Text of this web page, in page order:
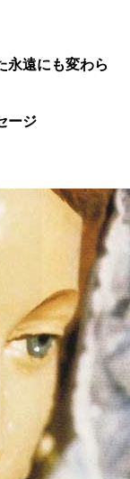
永遠にも変わら
ージ